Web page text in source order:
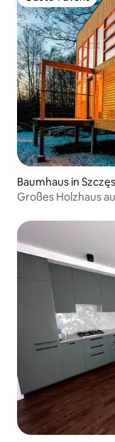
Gäste-Favorit
Baumhaus in
Großes Holzhaus